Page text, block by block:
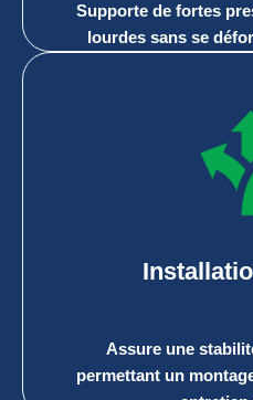
Supporte de fortes
lourdes sans se
Assure une
permettant un